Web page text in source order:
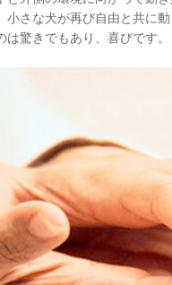
小さな犬が再び自由と共に
は驚きでもあり、喜びです。